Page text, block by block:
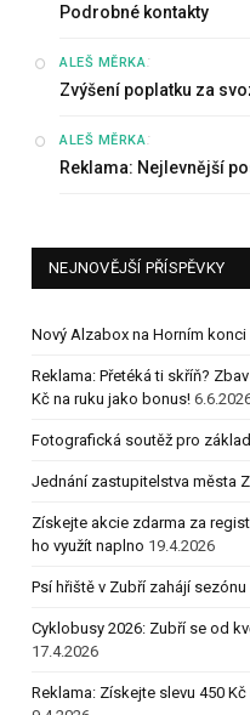
Podrobné kontakty
ALEŠ MĚRKA:
Zvýšení poplatku za
ALEŠ MĚRKA:
Reklama: Nejlevnější
NEJNOVĚJŠÍ PŘÍSPĚVKY
Nový Alzabox na Horním konci
Reklama: Přetéká ti skříň?
Kč na ruku jako bonus!
Fotografická soutěž pro
Jednání zastupitelstva města
Získejte akcie zdarma za
ho využít naplno 19.4.2026
Psí hřiště v Zubří zahájí
Cyklobusy 2026: Zubří se od
17.4.2026
Reklama: Získejte slevu 450